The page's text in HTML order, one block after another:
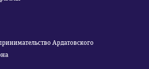
Ардатовского